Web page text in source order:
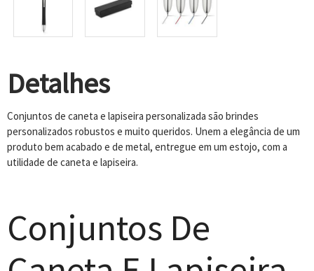
Detalhes
Conjuntos de caneta e lapiseira personalizada são brindes
personalizados robustos e muito queridos. Unem a elegância de um
produto bem acabado e de metal, entregue em um estojo, com a
utilidade de caneta e lapiseira.
Conjuntos De